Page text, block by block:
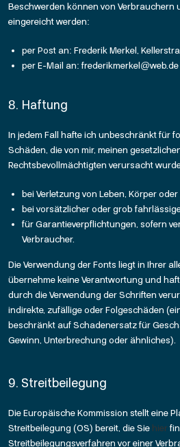
Beschwerden können von Verbrauchern
eingereicht werden:
per Post an: Frederik Merkel,
per E-Mail an: frederikmerkel@web.de
8. Haftung
In jedem Fall hafte ich unbeschränkt für
Schäden, die von mir, meinen
Rechtsbevollmächtigten verursacht
bei Verletzung von Leben, Körper
bei vorsätzlicher oder grob
für Garantieverpflichtungen, sofern
Verbraucher.
Die Verwendung der Fonts liegt in Ihrer
übernehme keine Verantwortung und
durch die Verwendung der Schriften
indirekte, zufällige oder Folgeschäden
beschränkt auf Schadenersatz für
Gewinn, Unterbrechung oder ähnliches).
9. Streitbeilegung
Die Europäische Kommission stellt eine
Streitbeilegung (OS) bereit, die Sie hier
Streitbeilegungsverfahren vor einer